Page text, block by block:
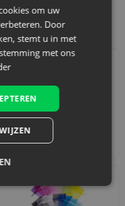
zou kunnen
Katoenen zakjes
om uw
Door
stemt u in met
met ons